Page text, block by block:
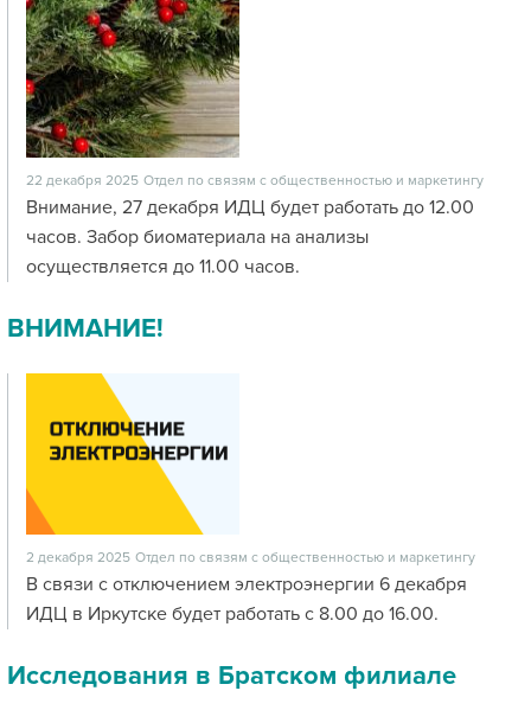
22 декабря 2025 Отдел по связям с общественностью и маркетингу
Внимание, 27 декабря ИДЦ будет работать до 12.00
часов. Забор биоматериала на анализы
осуществляется до 11.00 часов.
ВНИМАНИЕ!
2 декабря 2025 Отдел по связям с общественностью и маркетингу
В связи с отключением электроэнергии 6 декабря
ИДЦ в Иркутске будет работать с 8.00 до 16.00.
Исследования в Братском филиале